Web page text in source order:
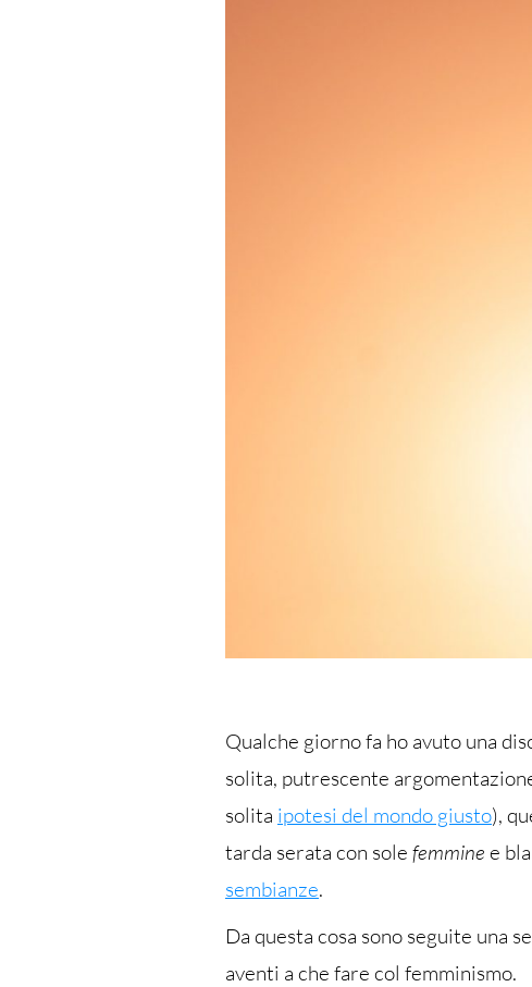
Qualche giorno fa ho avuto una
solita, putrescente
solita ipotesi del mondo giusto),
tarda serata con sole femmine e
sembianze.
Da questa cosa sono seguite una
aventi a che fare col femminismo.